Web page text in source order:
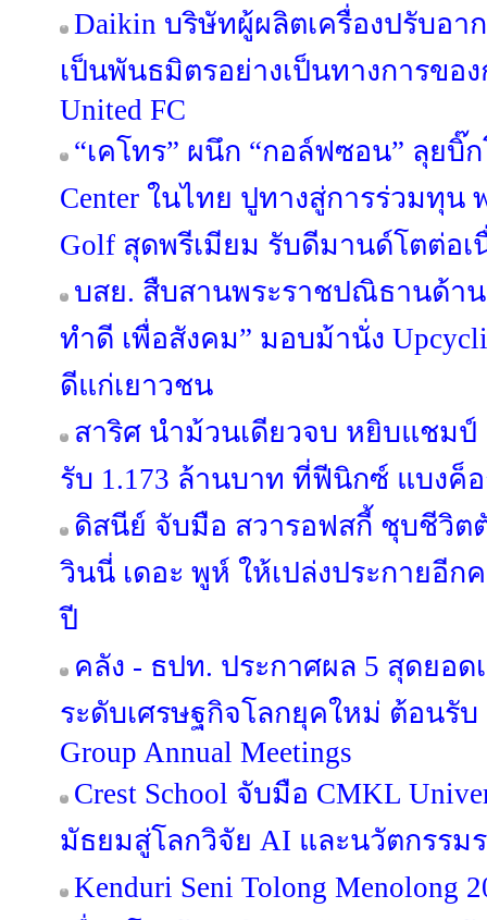
Daikin บริษัทผู้ผลิตเครื่องปรับอา
เป็นพันธมิตรอย่างเป็นทางการขอ
United FC
“เคโทร” ผนึก “กอล์ฟซอน” ลุยบิ๊
Center ในไทย ปูทางสู่การร่วมทุน
Golf สุดพรีเมียม รับดีมานด์โตต่อเ
บสย. สืบสานพระราชปณิธานด้า
ทำดี เพื่อสังคม” มอบม้านั่ง
ดีแก่เยาวชน
สาริศ นำม้วนเดียวจบ หยิบแชมป์
รับ 1.173 ล้านบาท ที่ฟีนิกซ์ แบงค็
ดิสนีย์ จับมือ สวารอฟสกี้ ชุบชีวิต
วินนี่ เดอะ พูห์ ให้เปล่งประกายอีก
ปี
คลัง - ธปท. ประกาศผล 5 สุดยอด
ระดับเศรษฐกิจโลกยุคใหม่ ต้อนรับ
Group Annual Meetings
Crest School จับมือ CMKL
มัธยมสู่โลกวิจัย AI และนวัตกรรม
Kenduri Seni Tolong Menolong